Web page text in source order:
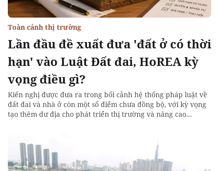
Lần đầu đề xuất đưa 'đất ở có thời
hạn' vào Luật Đất đai, HoREA kỳ
vọng điều gì?
Toàn cảnh thị trường
Kiến nghị được đưa ra trong bối cảnh hệ thống pháp luật về
đất đai và nhà ở còn một số điểm chưa đồng bộ, với kỳ vọng
tạo thêm dư địa cho phát triển thị trường và nâng cao...